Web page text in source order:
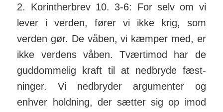
2. Korintherbrev 10. 3-6: For selv om vi
lever i verden, fører vi ikke krig, som
verden gør. De våben, vi kæmper med, er
ikke verdens våben. Tvært­imod har de
gud­dom­melig kraft til at ned­bryde fæst­
ninger. Vi ned­bryder argu­menter og
enhver hold­ning, der sætter sig op imod